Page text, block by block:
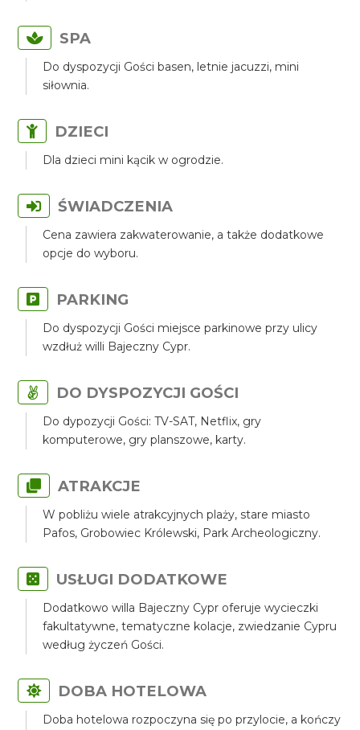
SPA
Do dyspozycji Gości basen, letnie jacuzzi, mini
siłownia.
DZIECI
Dla dzieci mini kącik w ogrodzie.
ŚWIADCZENIA
Cena zawiera zakwaterowanie, a także dodatkowe
opcje do wyboru.
PARKING
Do dyspozycji Gości miejsce parkinowe przy ulicy
wzdłuż willi Bajeczny Cypr.
DO DYSPOZYCJI GOŚCI
Do dypozycji Gości: TV-SAT, Netflix, gry
komputerowe, gry planszowe, karty.
ATRAKCJE
W pobliżu wiele atrakcyjnych plaży, stare miasto
Pafos, Grobowiec Królewski, Park Archeologiczny.
USŁUGI DODATKOWE
Dodatkowo willa Bajeczny Cypr oferuje wycieczki
fakultatywne, tematyczne kolacje, zwiedzanie Cypru
według życzeń Gości.
DOBA HOTELOWA
Doba hotelowa rozpoczyna się po przylocie, a kończy